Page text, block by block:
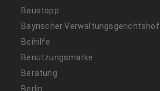
Baustopp
Bayrischer Verwaltungsgerichtshof
Beihilfe
Benutzungsmarke
Beratung
Berlin